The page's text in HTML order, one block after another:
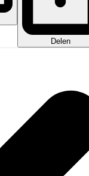
Delen